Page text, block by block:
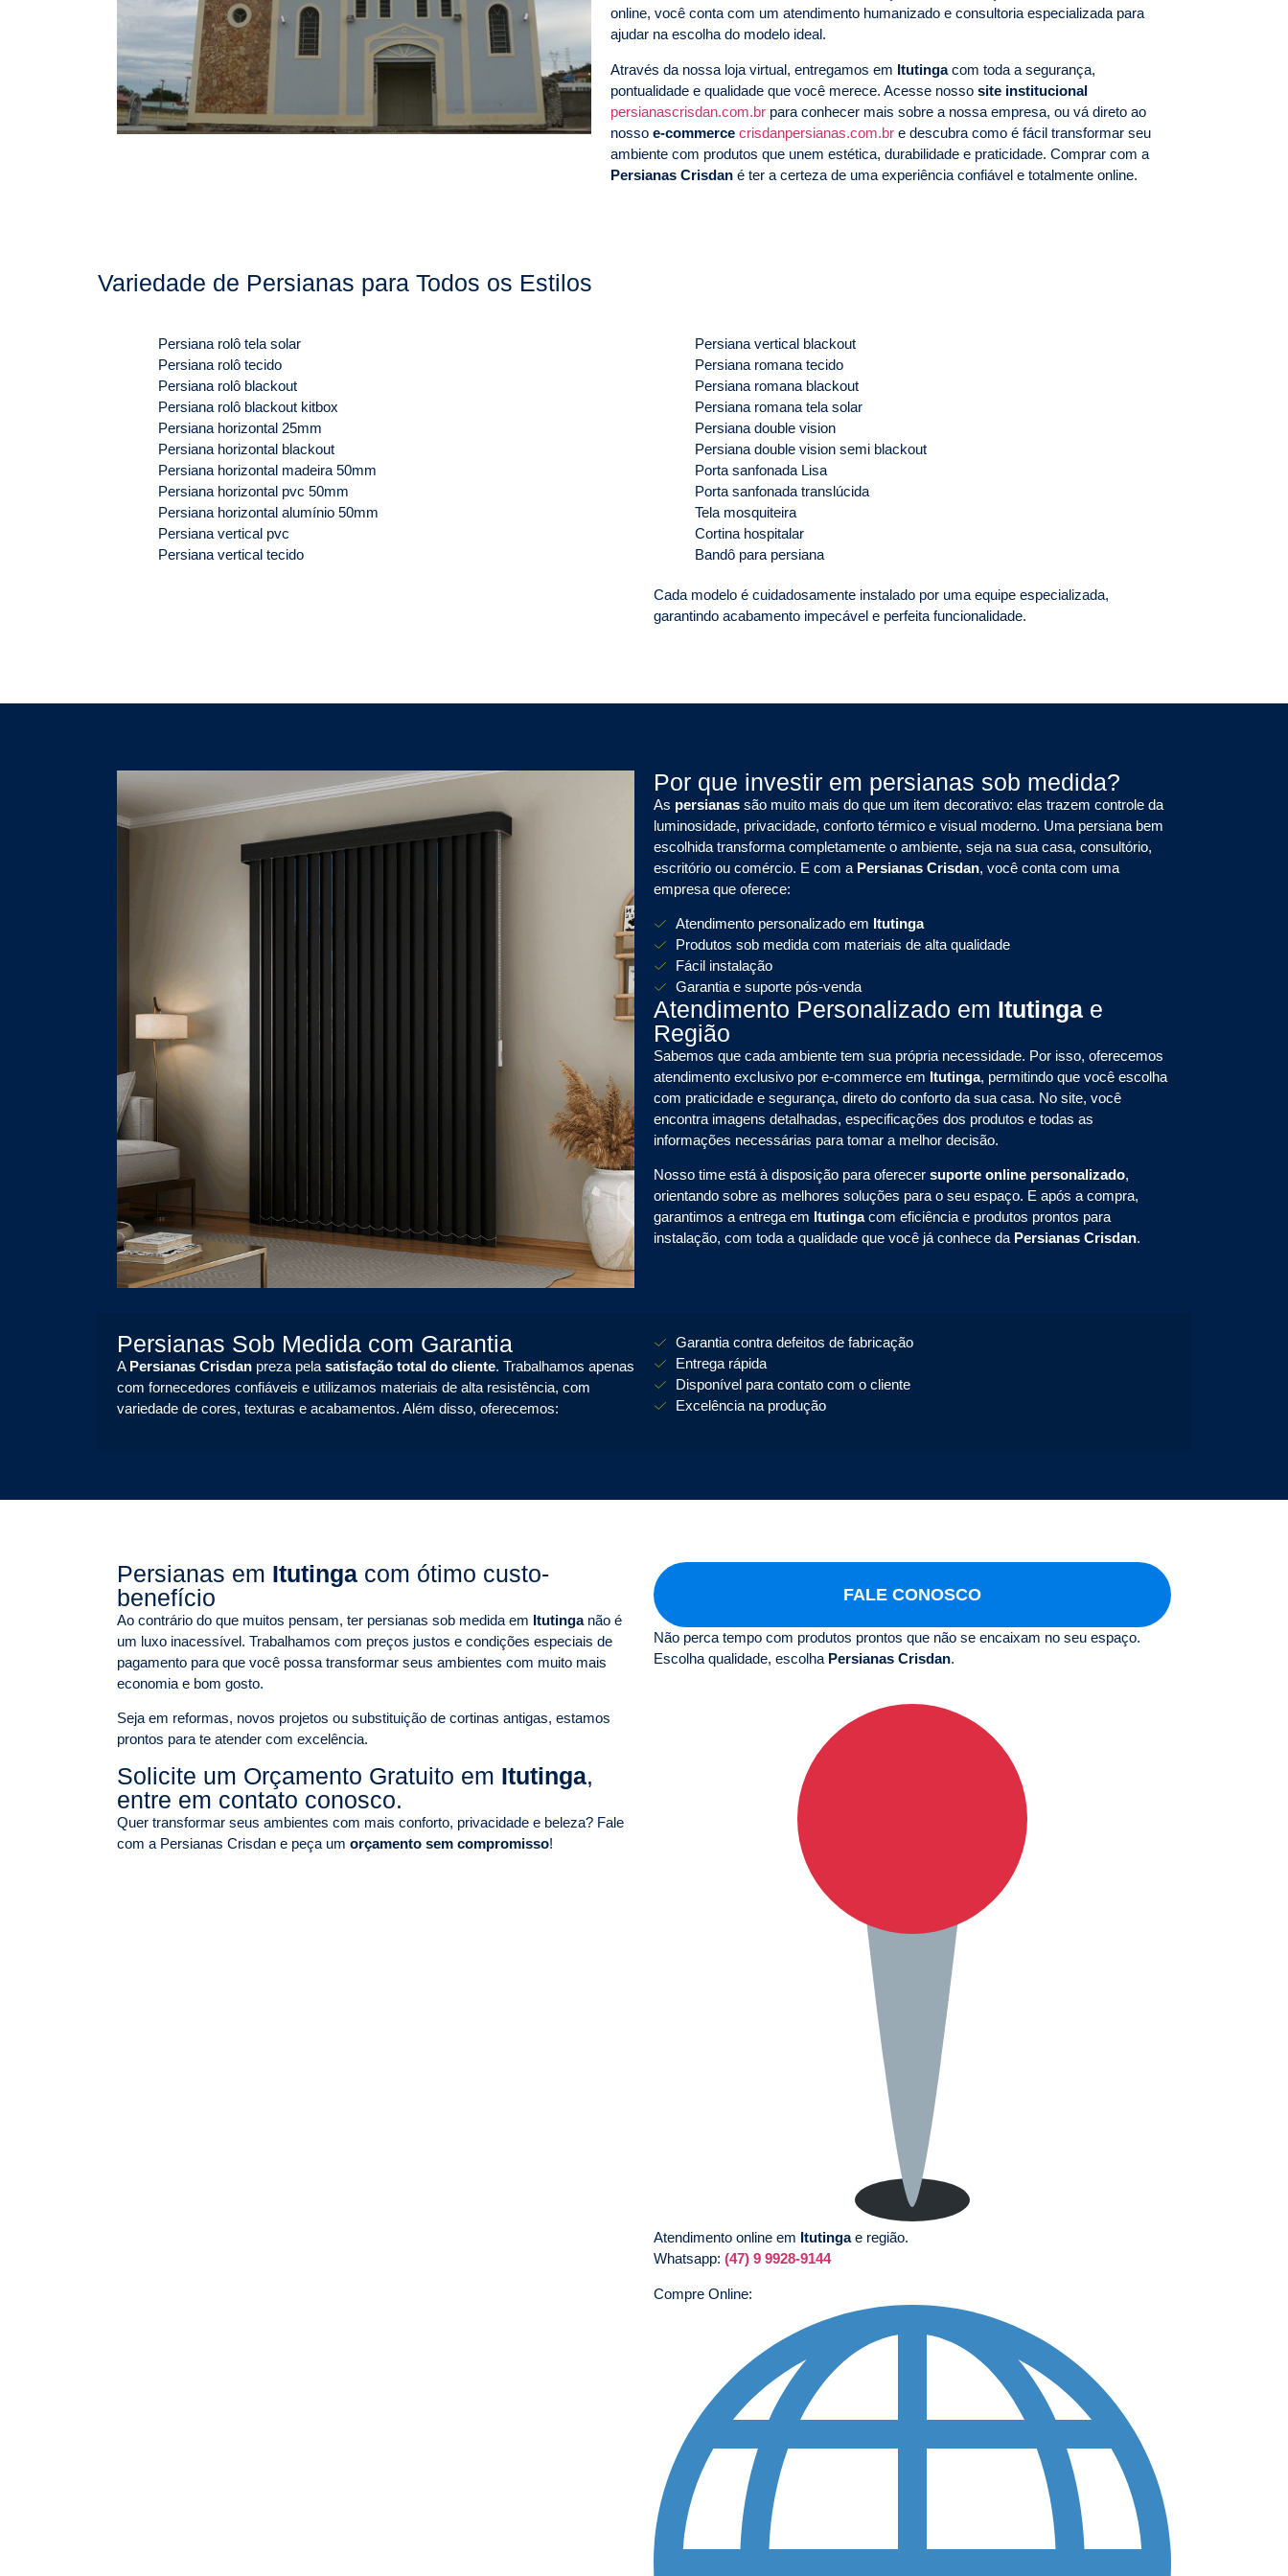
online, você conta com um atendimento humanizado e consultoria especializada para
ajudar na escolha do modelo ideal.
Através da nossa loja virtual, entregamos em Itutingacom toda a segurança,
pontualidade e qualidade que você merece. Acesse nosso site institucional
persianascrisdan.com.brpara conhecer mais sobre a nossa empresa, ou vá direto ao
nosso e-commerce crisdanpersianas.com.bre descubra como é fácil transformar seu
ambiente com produtos que unem estética, durabilidade e praticidade. Comprar com a
Persianas Crisdané ter a certeza de uma experiência confiável e totalmente online.
Variedade de Persianas para Todos os Estilos
Persiana rolô tela solar
Persiana rolô tecido
Persiana rolô blackout
Persiana rolô blackout kitbox
Persiana horizontal 25mm
Persiana horizontal blackout
Persiana horizontal madeira 50mm
Persiana horizontal pvc 50mm
Persiana horizontal alumínio 50mm
Persiana vertical pvc
Persiana vertical tecido
Persiana vertical blackout
Persiana romana tecido
Persiana romana blackout
Persiana romana tela solar
Persiana double vision
Persiana double vision semi blackout
Porta sanfonada Lisa
Porta sanfonada translúcida
Tela mosquiteira
Cortina hospitalar
Bandô para persiana
Cada modelo é cuidadosamente instalado por uma equipe especializada,
garantindo acabamento impecável e perfeita funcionalidade.
Por que investir em persianas sob medida?
As persianas são muito mais do que um item decorativo: elas trazem controle da
luminosidade, privacidade, conforto térmico e visual moderno. Uma persiana bem
escolhida transforma completamente o ambiente, seja na sua casa, consultório,
escritório ou comércio. E com a Persianas Crisdan, você conta com uma
empresa que oferece:
Atendimento personalizado em Itutinga
Produtos sob medida com materiais de alta qualidade
Fácil instalação
Garantia e suporte pós-venda
Atendimento Personalizado em Itutinga e
Região
Sabemos que cada ambiente tem sua própria necessidade. Por isso, oferecemos
atendimento exclusivo por e-commerce em Itutinga, permitindo que você escolha
com praticidade e segurança, direto do conforto da sua casa. No site, você
encontra imagens detalhadas, especificações dos produtos e todas as
informações necessárias para tomar a melhor decisão.
Nosso time está à disposição para oferecer suporte online personalizado,
orientando sobre as melhores soluções para o seu espaço. E após a compra,
garantimos a entrega em Itutingacom eficiência e produtos prontos para
instalação, com toda a qualidade que você já conhece da Persianas Crisdan.
Persianas Sob Medida com Garantia
A Persianas Crisdan preza pela satisfação total do cliente. Trabalhamos apenas
com fornecedores confiáveis e utilizamos materiais de alta resistência, com
variedade de cores, texturas e acabamentos. Além disso, oferecemos:
Garantia contra defeitos de fabricação
Entrega rápida
Disponível para contato com o cliente
Excelência na produção
Persianas em Itutinga com ótimo custo-
benefício
Ao contrário do que muitos pensam, ter persianas sob medida em Itutinga não é
um luxo inacessível. Trabalhamos com preços justos e condições especiais de
pagamento para que você possa transformar seus ambientes com muito mais
economia e bom gosto.
Seja em reformas, novos projetos ou substituição de cortinas antigas, estamos
prontos para te atender com excelência.
Solicite um Orçamento Gratuito em Itutinga,
entre em contato conosco.
Quer transformar seus ambientes com mais conforto, privacidade e beleza? Fale
com a Persianas Crisdan e peça um orçamento sem compromisso!
FALE CONOSCO
Não perca tempo com produtos prontos que não se encaixam no seu espaço.
Escolha qualidade, escolha Persianas Crisdan.
Atendimento online em Itutingae região.
Whatsapp: (47) 9 9928-9144
Compre Online: